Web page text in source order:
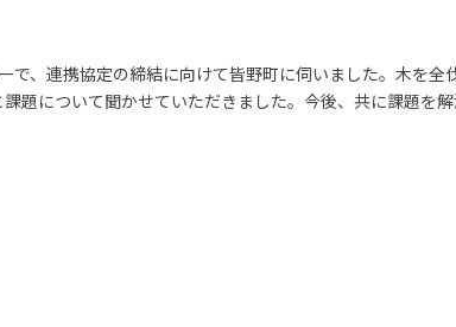
で、連携協定の締結に向けて皆野町に伺いました。木を
について聞かせていただきました。今後、共に課題を解